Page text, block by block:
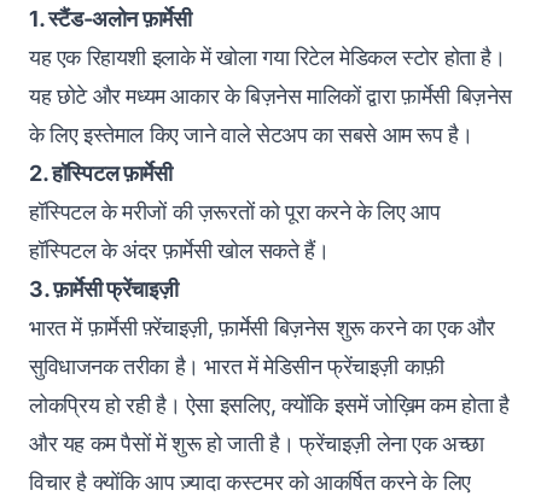
1. स्टैंड-अलोन फ़ार्मेसी
यह एक रिहायशी इलाके में खोला गया रिटेल मेडिकल स्टोर होता है।
यह छोटे और मध्यम आकार के बिज़नेस मालिकों द्वारा फ़ार्मेसी बिज़नेस
के लिए इस्तेमाल किए जाने वाले सेटअप का सबसे आम रूप है।
2. हॉस्पिटल फ़ार्मेसी
हॉस्पिटल के मरीजों की ज़रूरतों को पूरा करने के लिए आप
हॉस्पिटल के अंदर फ़ार्मेसी खोल सकते हैं।
3. फ़ार्मेसी फ्रेंचाइज़ी
भारत में फ़ार्मेसी फ़्रेंचाइज़ी, फ़ार्मेसी बिज़नेस शुरू करने का एक और
सुविधाजनक तरीका है। भारत में मेडिसीन फ्रेंचाइज़ी काफ़ी
लोकप्रिय हो रही है। ऐसा इसलिए, क्योंकि इसमें जोख़िम कम होता है
और यह कम पैसों में शुरू हो जाती है। फ्रेंचाइज़ी लेना एक अच्छा
विचार है क्योंकि आप ज़्यादा कस्टमर को आकर्षित करने के लिए